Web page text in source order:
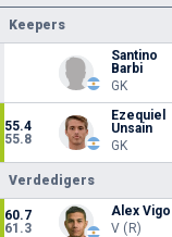
Keepers
Santino
Barbi
GK
55.4
55.8
Ezequiel
Unsain
GK
Verdedigers
60.7
61.3
Alex Vigo
V (R)